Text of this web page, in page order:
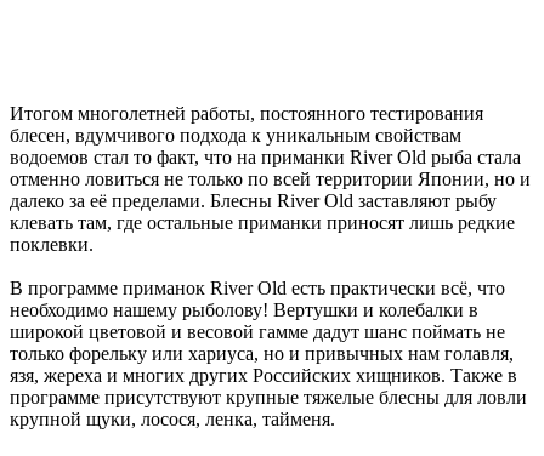
Итогом многолетней работы, постоянного тестирования
блесен, вдумчивого подхода к уникальным свойствам
водоемов стал то факт, что на приманки River Old рыба стала
отменно ловиться не только по всей территории Японии, но и
далеко за её пределами. Блесны River Old заставляют рыбу
клевать там, где остальные приманки приносят лишь редкие
поклевки.
В программе приманок River Old есть практически всё, что
необходимо нашему рыболову! Вертушки и колебалки в
широкой цветовой и весовой гамме дадут шанс поймать не
только форельку или хариуса, но и привычных нам голавля,
язя, жереха и многих других Российских хищников. Также в
программе присутствуют крупные тяжелые блесны для ловли
крупной щуки, лосося, ленка, тайменя.